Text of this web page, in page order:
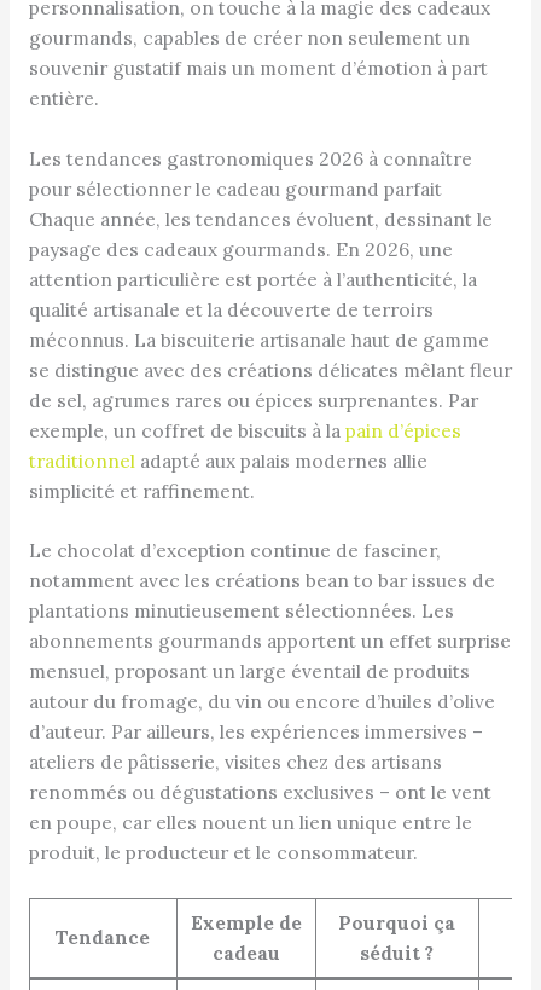
personnalisation, on touche à la magie des cadeaux
gourmands, capables de créer non seulement un
souvenir gustatif mais un moment d’émotion à part
entière.
Les tendances gastronomiques 2026 à connaître
pour sélectionner le cadeau gourmand parfait
Chaque année, les tendances évoluent, dessinant le
paysage des cadeaux gourmands. En 2026, une
attention particulière est portée à l’authenticité, la
qualité artisanale et la découverte de terroirs
méconnus. La biscuiterie artisanale haut de gamme
se distingue avec des créations délicates mêlant fleur
de sel, agrumes rares ou épices surprenantes. Par
exemple, un coffret de biscuits à la pain d’épices
traditionnel adapté aux palais modernes allie
simplicité et raffinement.
Le chocolat d’exception continue de fasciner,
notamment avec les créations bean to bar issues de
plantations minutieusement sélectionnées. Les
abonnements gourmands apportent un effet surprise
mensuel, proposant un large éventail de produits
autour du fromage, du vin ou encore d’huiles d’olive
d’auteur. Par ailleurs, les expériences immersives –
ateliers de pâtisserie, visites chez des artisans
renommés ou dégustations exclusives – ont le vent
en poupe, car elles nouent un lien unique entre le
produit, le producteur et le consommateur.
Tendance
Exemple de
cadeau
Pourquoi ça
séduit ?